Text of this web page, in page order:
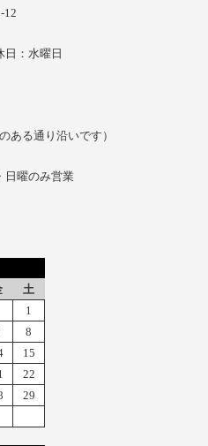
12
日：水曜日
ある通り沿いです）
日曜のみ営業
土
1
8
15
22
29